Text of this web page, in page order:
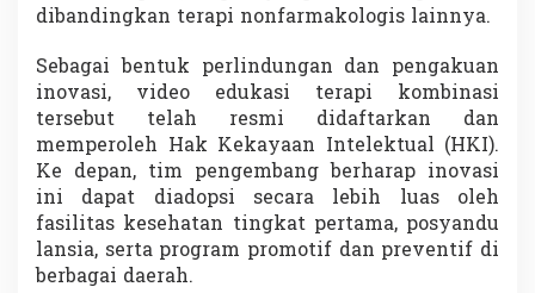
dibandingkan terapi nonfarmakologis lainnya.
Sebagai bentuk perlindungan dan pengakuan
inovasi, video edukasi terapi kombinasi
tersebut telah resmi didaftarkan dan
memperoleh Hak Kekayaan Intelektual (HKI).
Ke depan, tim pengembang berharap inovasi
ini dapat diadopsi secara lebih luas oleh
fasilitas kesehatan tingkat pertama, posyandu
lansia, serta program promotif dan preventif di
berbagai daerah.